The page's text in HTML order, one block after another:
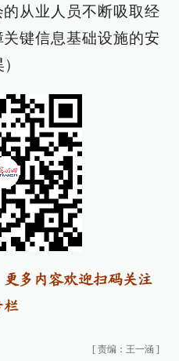
从业人员不断吸取经
键信息基础设施的安
多内容欢迎扫码关注
栏
[ 责编：王一涵 ]